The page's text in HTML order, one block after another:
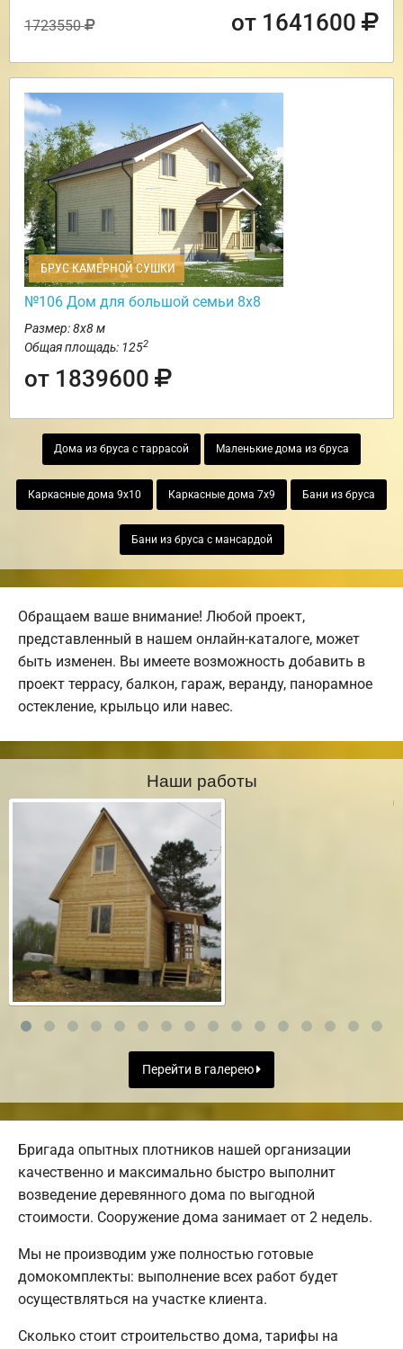
1723550 от 1641600
БРУС КАМЕРНОЙ СУШКИ
№106 Дом для большой семьи 8х8
Размер: 8х8 м
Общая площадь: 1252
от 1839600
Дома из бруса с таррасой Маленькие дома из бруса
Каркасные дома 9х10 Каркасные дома 7х9 Бани из бруса
Бани из бруса с мансардой
Обращаем ваше внимание! Любой проект,
представленный в нашем онлайн-каталоге, может
быть изменен. Вы имеете возможность добавить в
проект террасу, балкон, гараж, веранду, панорамное
остекление, крыльцо или навес.
Наши работы
Перейти в галерею
Бригада опытных плотников нашей организации
качественно и максимально быстро выполнит
возведение деревянного дома по выгодной
стоимости. Сооружение дома занимает от 2 недель.
Мы не производим уже полностью готовые
домокомплекты: выполнение всех работ будет
осуществляться на участке клиента.
Сколько стоит строительство дома, тарифы на